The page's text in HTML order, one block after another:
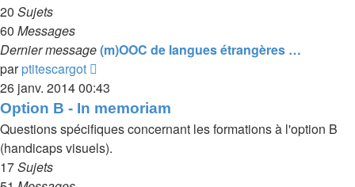
20 Sujets
60 Messages
Dernier message(m)OOC de langues étrangères …
parptitescargot
le
dernier
message
26 janv. 2014 00:43
Option B - In memoriam
Questions spécifiques concernant les formations à l'option B
(handicaps visuels).
17Sujets